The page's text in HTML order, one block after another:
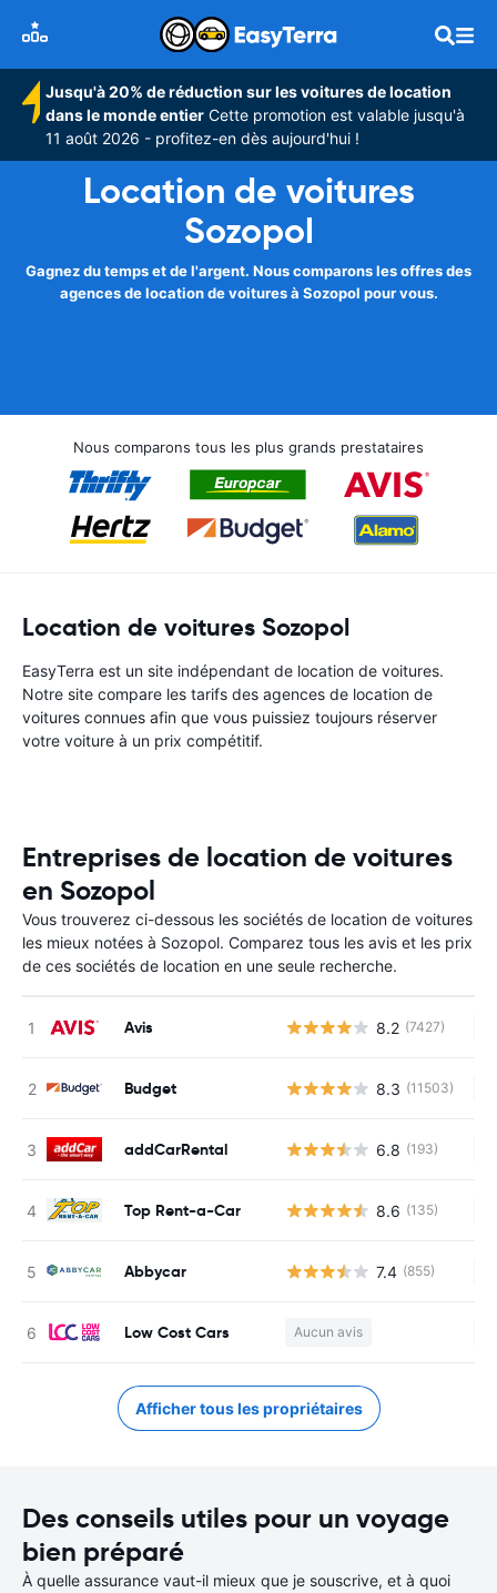
Jusqu'à 20% de réduction sur les voitures de location
dans le monde entier Cette promotion est valable jusqu'à
11 août 2026 - profitez-en dès aujourd'hui !
Location de voitures
Sozopol
Gagnez du temps et de l'argent. Nous comparons les offres des
agences de location de voitures à Sozopol pour vous.
Nous comparons tous les plus grands prestataires
Location de voitures Sozopol
EasyTerra est un site indépendant de location de voitures.
Notre site compare les tarifs des agences de location de
voitures connues afin que vous puissiez toujours réserver
votre voiture à un prix compétitif.
Entreprises de location de voitures
en Sozopol
Vous trouverez ci-dessous les sociétés de location de voitures
les mieux notées à Sozopol. Comparez tous les avis et les prix
de ces sociétés de location en une seule recherche.
Avis 8.2 (7427)
Budget 8.3 (11503)
addCarRental 6.8 (193)
Top Rent-a-Car 8.6 (135)
Abbycar 7.4 (855)
Low Cost Cars Aucun avis
Afficher tous les propriétaires
Des conseils utiles pour un voyage
bien préparé
À quelle assurance vaut-il mieux que je souscrive, et à quoi